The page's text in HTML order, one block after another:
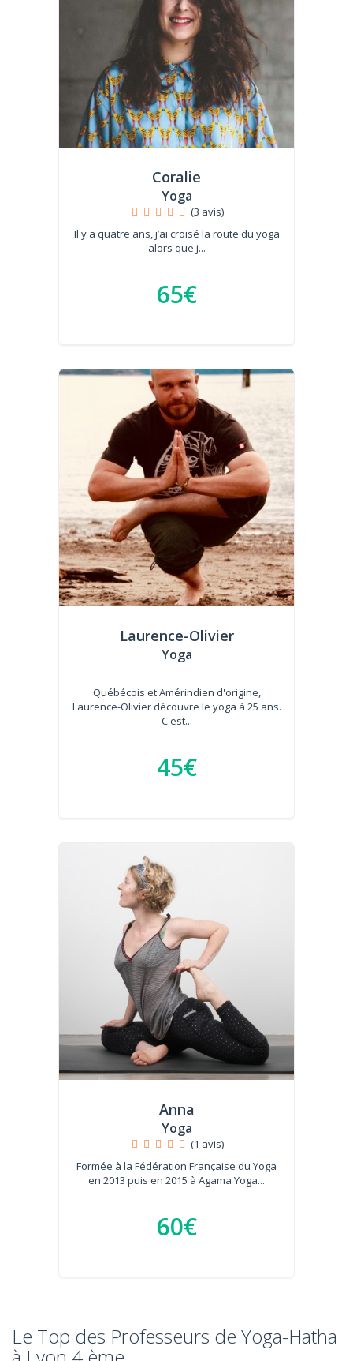
Coralie
Yoga
(3 avis)
Il y a quatre ans, j’ai croisé la route du yoga
alors que j...
65€
Laurence-Olivier
Yoga
Québécois et Amérindien d'origine,
Laurence-Olivier découvre le yoga à 25 ans.
C'est...
45€
Anna
Yoga
(1 avis)
Formée à la Fédération Française du Yoga
en 2013 puis en 2015 à Agama Yoga...
60€
Le Top des Professeurs de Yoga-Hatha